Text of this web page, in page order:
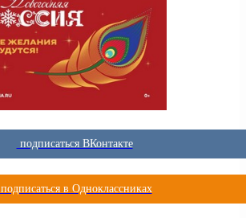
подписаться ВКонтакте
подписаться в Одноклассниках